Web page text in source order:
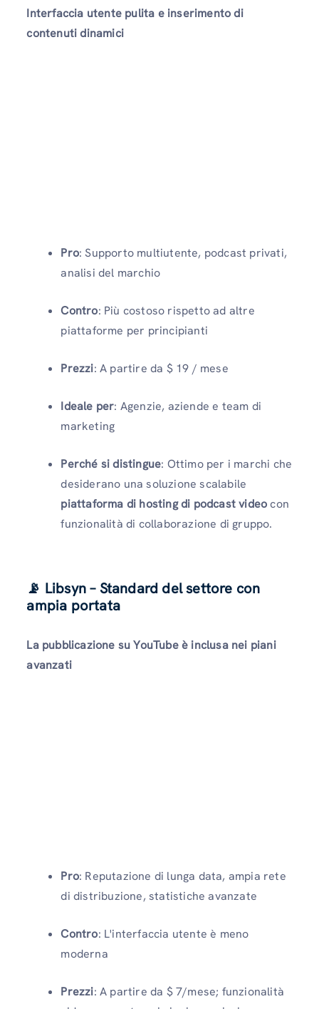
Interfaccia utente pulita e inserimento di
contenuti dinamici
Pro: Supporto multiutente, podcast privati,
analisi del marchio
Contro: Più costoso rispetto ad altre
piattaforme per principianti
Prezzi: A partire da $ 19 / mese
Ideale per: Agenzie, aziende e team di
marketing
Perché si distingue: Ottimo per i marchi che
desiderano una soluzione scalabile
piattaforma di hosting di podcast videocon
funzionalità di collaborazione di gruppo.
📡 Libsyn – Standard del settore con
ampia portata
La pubblicazione su YouTube è inclusa nei piani
avanzati
Pro: Reputazione di lunga data, ampia rete
di distribuzione, statistiche avanzate
Contro: L'interfaccia utente è meno
moderna
Prezzi: A partire da $ 7/mese; funzionalità